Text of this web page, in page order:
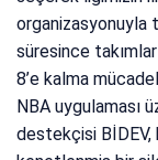
organizasyonuyla
süresince
8’e kalma
NBA uygulaması
destekçisi